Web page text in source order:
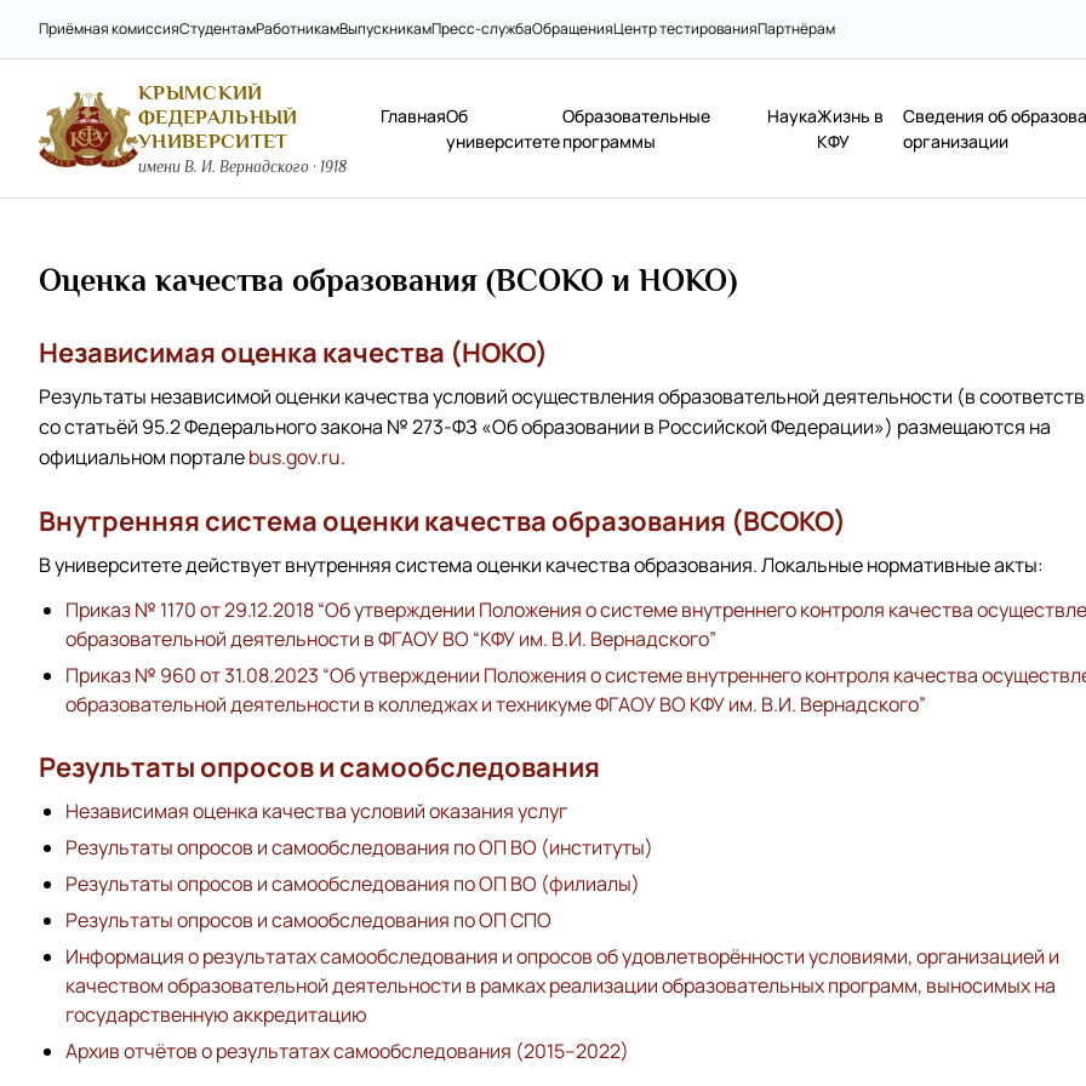
Приёмная комиссияСтудентамРаботникамВыпускникамПресс-службаОбращенияЦентр тестированияПартнёрам
КРЫМСКИЙ
ФЕДЕРАЛЬНЫЙ
УНИВЕРСИТЕТ
имени В. И. Вернадского · 1918
ГлавнаяОб
университете
Образовательные
программы
НаукаЖизнь в
КФУ
Сведения об
организации
Оценка качества образования (ВСОКО и НОКО)
Независимая оценка качества (НОКО)
Результаты независимой оценки качества условий осуществления образовательной деятельности (в
со статьёй 95.2 Федерального закона № 273-ФЗ «Об образовании в Российской Федерации») размещаются на
официальном порталеbus.gov.ru.
Внутренняя система оценки качества образования (ВСОКО)
В университете действует внутренняя система оценки качества образования. Локальные нормативные акты:
Приказ № 1170 от 29.12.2018 “Об утверждении Положения о системе внутреннего контроля качества
образовательной деятельности в ФГАОУ ВО “КФУ им. В.И. Вернадского”
Приказ № 960 от 31.08.2023 “Об утверждении Положения о системе внутреннего контроля качества
образовательной деятельности в колледжах и техникуме ФГАОУ ВО КФУ им. В.И. Вернадского”
Результаты опросов и самообследования
Независимая оценка качества условий оказания услуг
Результаты опросов и самообследования по ОП ВО (институты)
Результаты опросов и самообследования по ОП ВО (филиалы)
Результаты опросов и самообследования по ОП СПО
Информация о результатах самообследования и опросов об удовлетворённости условиями, организацией и
качеством образовательной деятельности в рамках реализации образовательных программ, выносимых на
государственную аккредитацию
Архив отчётов о результатах самообследования (2015–2022)